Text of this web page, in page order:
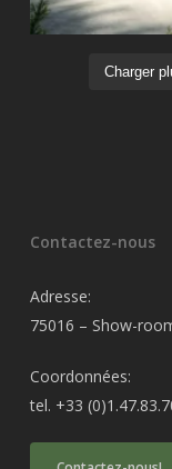
Charger
Contactez-nous
Adresse:
75016 – Show-
Coordonnées:
tel. +33